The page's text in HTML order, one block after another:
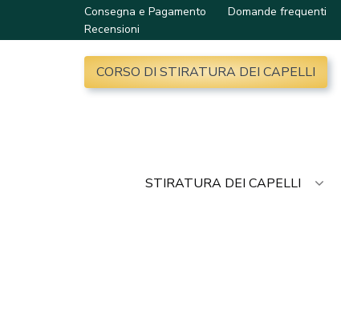
Consegna e Pagamento Domande frequenti
Recensioni
CORSO DI STIRATURA DEI CAPELLI
STIRATURA DEI CAPELLI